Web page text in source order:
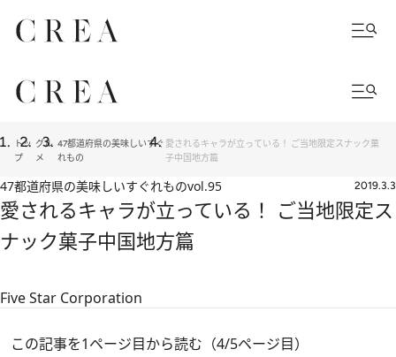
トッ
プ
グル
メ
47都道府県の美味しいすぐ
れもの
愛されるキャラが立っている！ ご当地限定スナック菓
子中国地方篇
47都道府県の美味しいすぐれものvol.95 2019.3.3
愛されるキャラが立っている！ ご当地限定ス
ナック菓子中国地方篇
Five Star Corporation
この記事を1ページ目から読む（4/5ページ目）